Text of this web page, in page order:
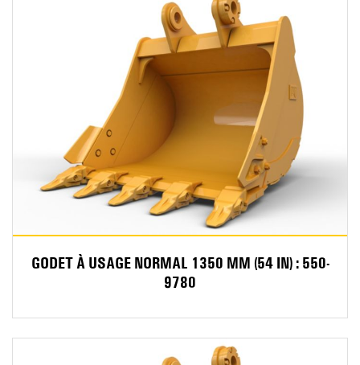
GODET À USAGE NORMAL 1350 MM (54 IN) : 550-
9780